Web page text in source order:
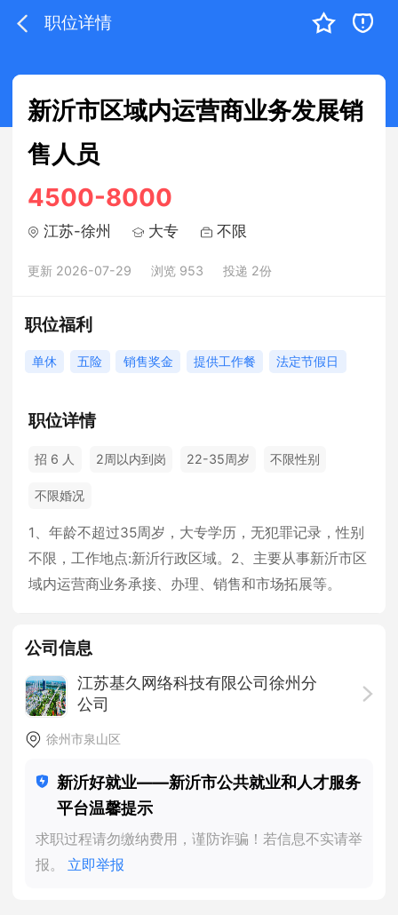
职位详情
新沂市区域内运营商业务发展销
售人员
4500-8000
江苏-徐州 大专 不限
更新 2026-07-29 浏览 953 投递 2份
职位福利
单休 五险 销售奖金 提供工作餐 法定节假日
职位详情
招 6 人 2周以内到岗 22-35周岁 不限性别
不限婚况
1、年龄不超过35周岁，大专学历，无犯罪记录，性别
不限，工作地点:新沂行政区域。2、主要从事新沂市区
域内运营商业务承接、办理、销售和市场拓展等。
公司信息
江苏基久网络科技有限公司徐州分
公司
徐州市泉山区
新沂好就业——新沂市公共就业和人才服务
平台温馨提示
求职过程请勿缴纳费用，谨防诈骗！若信息不实请举
报。 立即举报